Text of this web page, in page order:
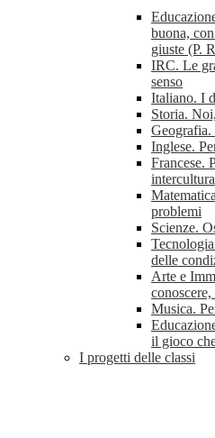
buona,
giuste (P.
IRC. Le
senso
Italiano. I
Storia.
Inglese.
Francese.
problemi
Scienze.
delle
Arte e
Musica.
il gioco
I progetti delle classi